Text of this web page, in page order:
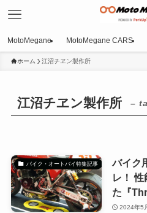
MotoMegane MotoMegane CARS
ホーム 江沼チヱン製作所
江沼チヱン製作所 –
バイク・オートバイ特集記事
バイク
レ！
た『
2024年5